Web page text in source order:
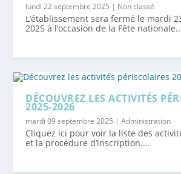
lundi 22 septembre 2025 | Non classé
L’établissement sera fermé le mardi
2025 à l’occasion de la Fête
DÉCOUVREZ LES ACTIVITÉS
2025-2026
mardi 09 septembre 2025 |Administration
Cliquez ici pour voir la liste des
et la procédure d’inscription....